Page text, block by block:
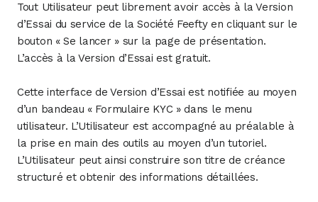
Tout Utilisateur peut librement avoir accès à la Version
d’Essai du service de la Société Feefty en cliquant sur le
bouton « Se lancer » sur la page de présentation.
L’accès à la Version d’Essai est gratuit.
Cette interface de Version d’Essai est notifiée au moyen
d’un bandeau « Formulaire KYC » dans le menu
utilisateur. L’Utilisateur est accompagné au préalable à
la prise en main des outils au moyen d’un tutoriel.
L’Utilisateur peut ainsi construire son titre de créance
structuré et obtenir des informations détaillées.